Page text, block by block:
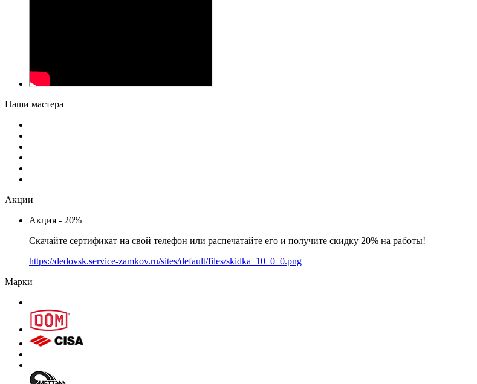
Наши мастера
Акции
Акция - 20%
Скачайте сертификат на свой телефон или распечатайте его и получите скидку 20% на работы!
https://dedovsk.service-zamkov.ru/sites/default/files/skidka_10_0_0.png
Марки